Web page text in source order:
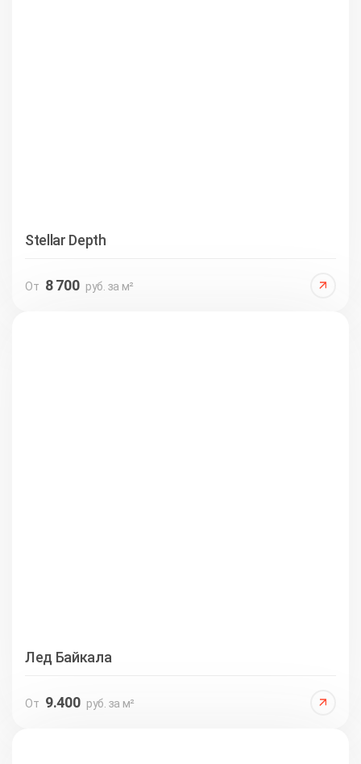
Stellar Depth
От 8 700 руб. за м²
Лед Байкала
От 9.400 руб. за м²